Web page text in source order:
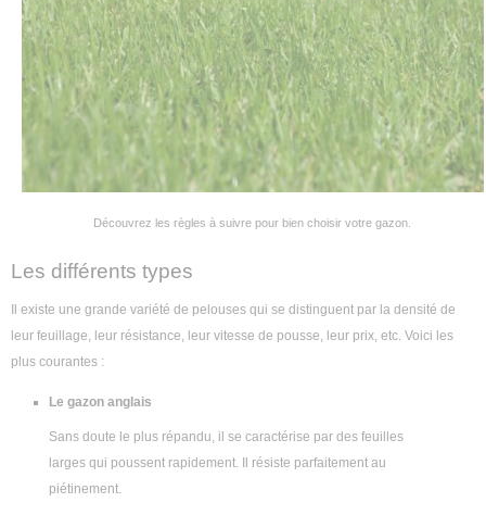
Découvrez les règles à suivre pour bien choisir votre gazon.
Les différents types
Il existe une grande variété de pelouses qui se distinguent par la densité de
leur feuillage, leur résistance, leur vitesse de pousse, leur prix, etc. Voici les
plus courantes :
Le gazon anglais
Sans doute le plus répandu, il se caractérise par des feuilles
larges qui poussent rapidement. Il résiste parfaitement au
piétinement.